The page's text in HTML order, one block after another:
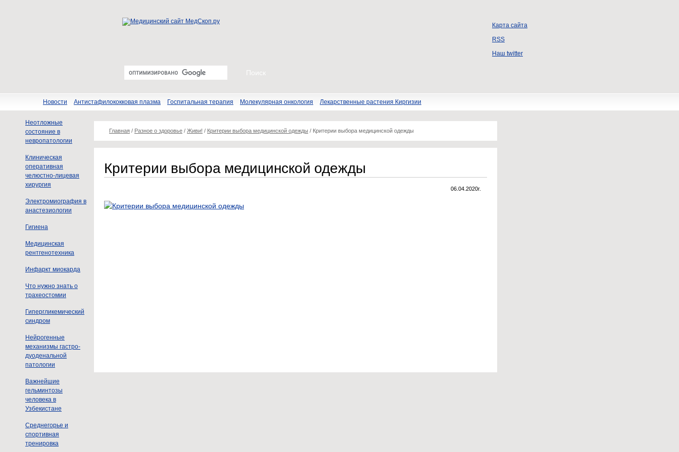
Карта сайта
RSS
Наш twitter
Новости Антистафилококковая плазма Госпитальная терапия Молекулярная онкология Лекарственные растения Киргизии
Неотложные
состояние в
невропатологии
Клиническая
оперативная
челюстно-лицевая
хирургия
Электромиография в
анастезиологии
Гигиена
Медицинская
рентгенотехника
Инфаркт миокарда
Что нужно знать о
трахеостомии
Гипергликемический
синдром
Нейрогенные
механизмы гастро-
дуоденальной
патологии
Важнейшие
гельминтозы
человека в
Узбекистане
Среднегорье и
спортивная
тренировка
Главная / Разное о здоровье / Живи! / Критерии выбора медицинской одежды / Критерии выбора медицинской одежды
Критерии выбора медицинской одежды
06.04.2020г.